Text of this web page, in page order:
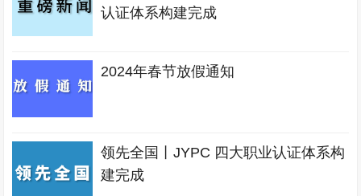
认证体系构建完成
2024年春节放假通知
领先全国丨JYPC 四大职业认证体系构
建完成